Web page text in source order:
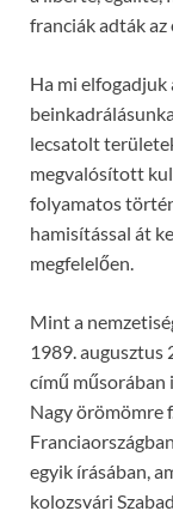
franciák adták az
Ha mi elfogadjuk
lecsatolt
megvalósított
folyamatos
hamisítással át
megfelelően.
Mint a
1989. augusztus
című műsorában
Nagy örömömre
egyik írásában,
kolozsvári